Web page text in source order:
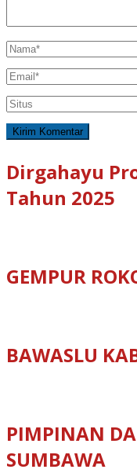
Dirgahayu
Tahun 2025
GEMPUR
BAWASLU
PIMPINAN
SUMBAWA